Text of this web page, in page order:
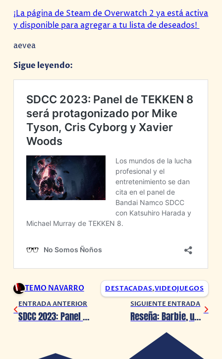
¡La página de Steam de Overwatch 2 ya está activa
y disponible para agregar a tu lista de deseados!
aevea
Sigue leyendo:
TEMO NAVARRO DESTACADAS,VIDEOJUEGOS
ENTRADA ANTERIOR
SDCC 2023: Panel de TEKKEN 8 será protagonizado por Mike Tyson, Cris Cyborg y Xavier Woods
SIGUIENTE ENTRADA
Reseña: Barbie, una fabulosa aventura